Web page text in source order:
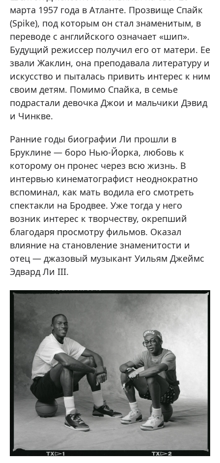
марта 1957 года в Атланте. Прозвище Спайк
(Spike), под которым он стал знаменитым, в
переводе с английского означает «шип».
Будущий режиссер получил его от матери. Ее
звали Жаклин, она преподавала литературу и
искусство и пыталась привить интерес к ним
своим детям. Помимо Спайка, в семье
подрастали девочка Джои и мальчики Дэвид
и Чинкве.
Ранние годы биографии Ли прошли в
Бруклине — боро Нью-Йорка, любовь к
которому он пронес через всю жизнь. В
интервью кинематографист неоднократно
вспоминал, как мать водила его смотреть
спектакли на Бродвее. Уже тогда у него
возник интерес к творчеству, окрепший
благодаря просмотру фильмов. Оказал
влияние на становление знаменитости и
отец — джазовый музыкант Уильям Джеймс
Эдвард Ли III.